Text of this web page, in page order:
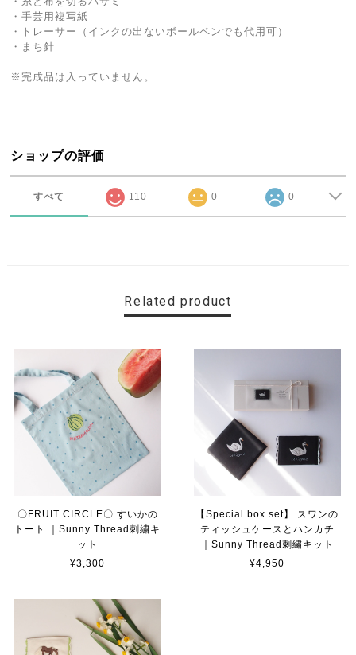
・手芸用複写紙
・トレーサー（インクの出ないボールペンでも代用可）
・まち針
※完成品は入っていません。
ショップの評価
すべて 110 0 0
Related product
〇FRUIT CIRCLE〇 すいかの
トート ｜Sunny Thread刺繍キ
ット
¥3,300
【Special box set】 スワンの
ティッシュケースとハンカチ
｜Sunny Thread刺繍キット
¥4,950